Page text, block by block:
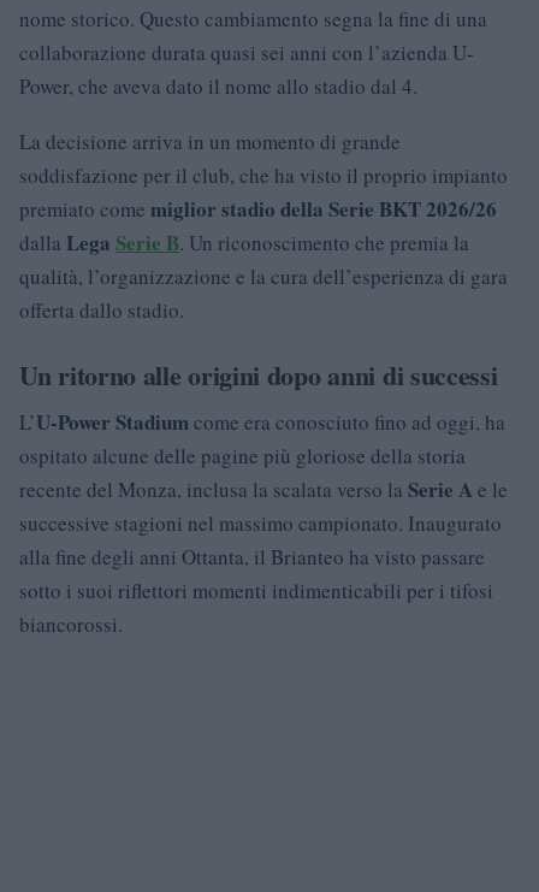
nome storico. Questo cambiamento segna la fine di una
collaborazione durata quasi sei anni con l’azienda U-
Power, che aveva dato il nome allo stadio dal 4.
La decisione arriva in un momento di grande
soddisfazione per il club, che ha visto il proprio impianto
premiato come miglior stadio della Serie BKT 2026/26
dalla Lega Serie B. Un riconoscimento che premia la
qualità, l’organizzazione e la cura dell’esperienza di gara
offerta dallo stadio.
Un ritorno alle origini dopo anni di successi
L’U-Power Stadiumcome era conosciuto fino ad oggi, ha
ospitato alcune delle pagine più gloriose della storia
recente del Monza, inclusa la scalata verso la Serie A e le
successive stagioni nel massimo campionato. Inaugurato
alla fine degli anni Ottanta, il Brianteo ha visto passare
sotto i suoi riflettori momenti indimenticabili per i tifosi
biancorossi.